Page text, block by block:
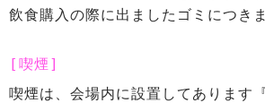
飲食購入の際に出ましたゴミにつき
[喫煙]
喫煙は、会場内に設置してあります